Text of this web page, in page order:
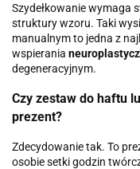
Szydełkowanie wymaga
struktury wzoru. Taki
manualnym to jedna z
wspierania
degeneracyjnym.
Czy zestaw do haftu
prezent?
Zdecydowanie tak. To
osobie setki godzin